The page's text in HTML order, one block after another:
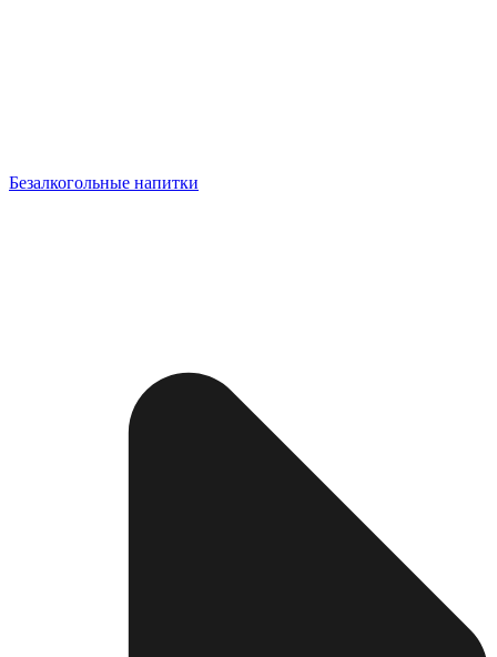
Безалкогольные напитки